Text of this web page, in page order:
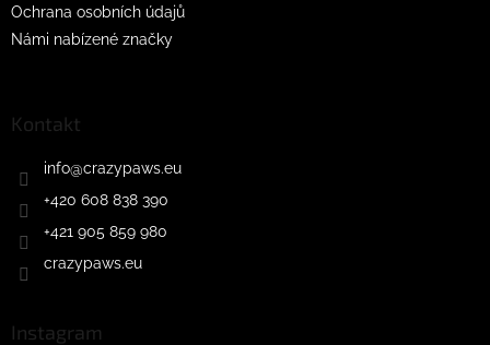
Ochrana osobních údajů
Námi nabízené značky
Kontakt
info@crazypaws.eu
+420 608 838 390
+421 905 859 980
crazypaws.eu
Instagram